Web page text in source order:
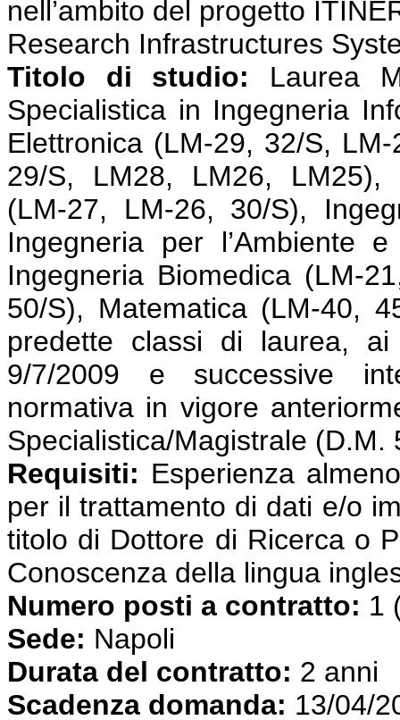
nell’ambito del progetto
Research Infrastructures
Titolo di studio:
Laurea
Specialistica in Ingegneria
Elettronica (LM-29, 32/S,
29/S, LM28, LM26, LM25),
(LM-27, LM-26, 30/S),
Ingegneria per l’Ambiente
Ingegneria Biomedica (LM-
50/S), Matematica (LM-40,
predette classi di laurea, ai
9/7/2009 e successive
normativa in vigore
Specialistica/Magistrale (D.M.
Requisiti: Esperienza
per il trattamento di dati e/o
titolo di Dottore di Ricerca o
Conoscenza della lingua
Numero posti a contratto: 1
Sede: Napoli
Durata del contratto: 2 anni
Scadenza domanda: 13/04/